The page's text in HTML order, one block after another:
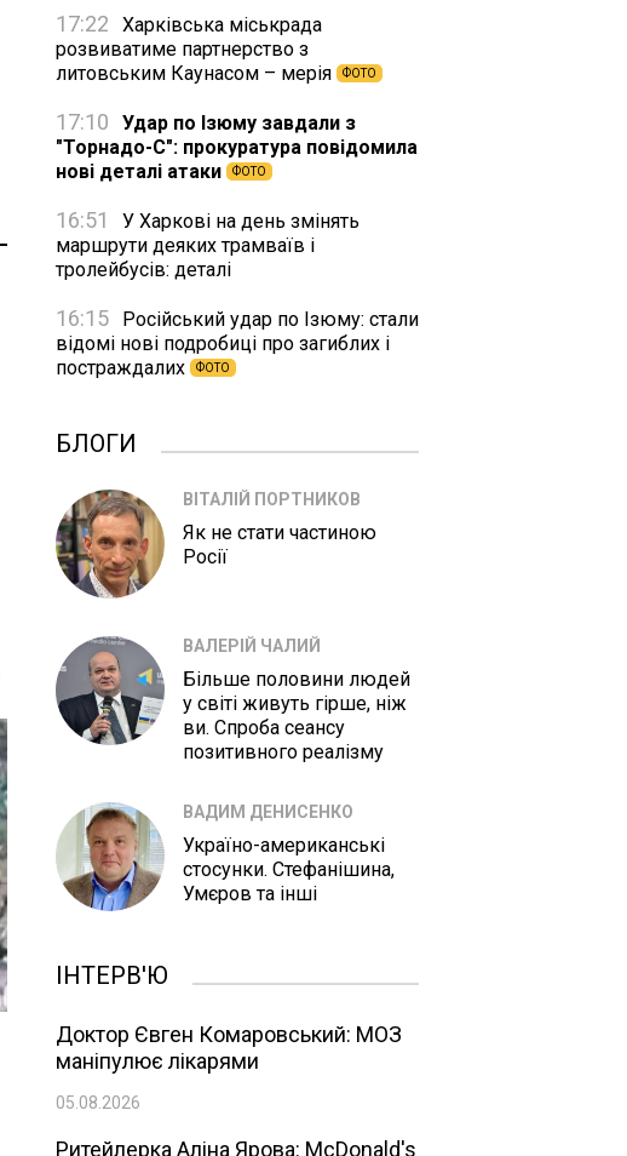
17:22
Харківська міськрада
розвиватиме партнерство з
литовським Каунасом – мерія
ФОТО
17:10
Удар по Ізюму завдали з
"Торнадо-С": прокуратура повідомила
нові деталі атаки
ФОТО
16:51
У Харкові на день змінять
маршрути деяких трамваїв і
тролейбусів: деталі
16:15
Російський удар по Ізюму: стали
відомі нові подробиці про загиблих і
постраждалих
ФОТО
БЛОГИ
ВІТАЛІЙ ПОРТНИКОВ
Як не стати частиною
Росії
ВАЛЕРІЙ ЧАЛИЙ
Більше половини людей
у світі живуть гірше, ніж
ви. Спроба сеансу
позитивного реалізму
ВАДИМ ДЕНИСЕНКО
Україно-американські
стосунки. Стефанішина,
Умєров та інші
ІНТЕРВ'Ю
Доктор Євген Комаровський: МОЗ
маніпулює лікарями
05.08.2026
Ритейлерка Аліна Ярова: McDonald's